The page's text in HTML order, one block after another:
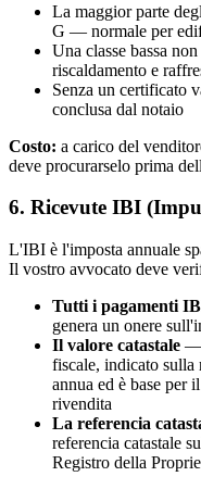
La maggior parte
G — normale per
Una classe bassa
riscaldamento e
Senza un certificato
conclusa dal notaio
Costo: a carico del
deve procurarselo prima
6. Ricevute IBI
L'IBI è l'imposta annuale
Il vostro avvocato deve
Tutti i pagamenti
genera un onere
Il valore catastale —
fiscale, indicato sulla
annua ed è base per
rivendita
La referencia
referencia catastale
Registro della